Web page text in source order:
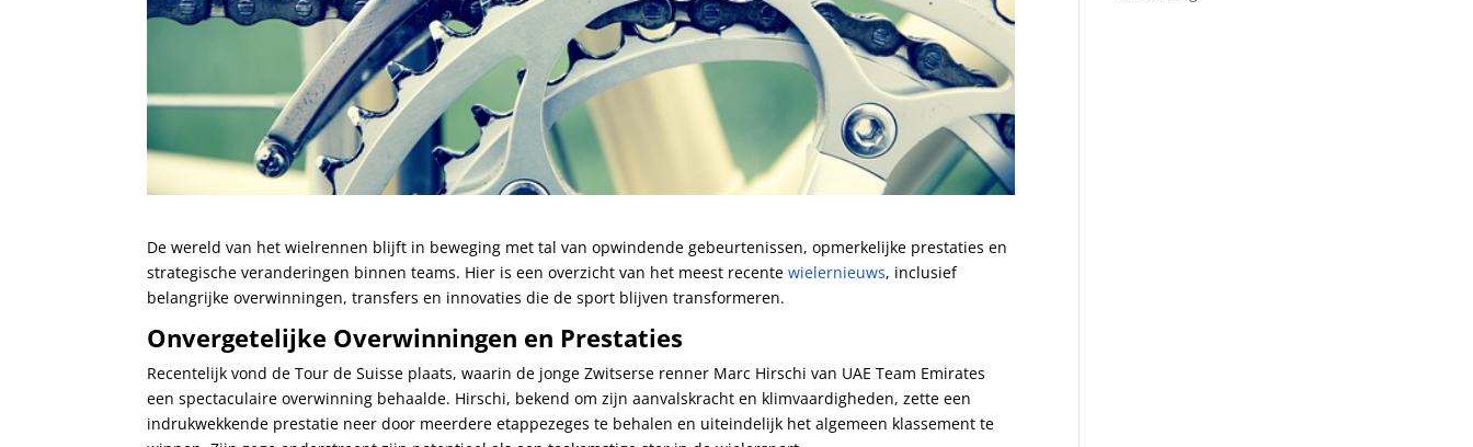
De wereld van het wielrennen blijft in beweging met tal van opwindende gebeurtenissen, opmerkelijke prestaties en
strategische veranderingen binnen teams. Hier is een overzicht van het meest recentewielernieuws, inclusief
belangrijke overwinningen, transfers en innovaties die de sport blijven transformeren.
Onvergetelijke Overwinningen en Prestaties
Recentelijk vond de Tour de Suisse plaats, waarin de jonge Zwitserse renner Marc Hirschi van UAE Team Emirates
een spectaculaire overwinning behaalde. Hirschi, bekend om zijn aanvalskracht en klimvaardigheden, zette een
indrukwekkende prestatie neer door meerdere etappezeges te behalen en uiteindelijk het algemeen klassement te